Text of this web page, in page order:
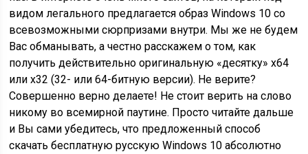
видом легального предлагается образ Windows 10 со
всевозможными сюрпризами внутри. Мы же не будем
Вас обманывать, а честно расскажем о том, как
получить действительно оригинальную «десятку» x64
или x32 (32- или 64-битную версии). Не верите?
Совершенно верно делаете! Не стоит верить на слово
никому во всемирной паутине. Просто читайте дальше
и Вы сами убедитесь, что предложенный способ
скачать бесплатную русскую Windows 10 абсолютно